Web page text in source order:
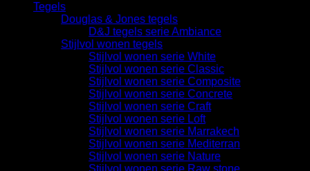
Tegels
Douglas & Jones tegels
D&J tegels serie Ambiance
Stijlvol wonen tegels
Stijlvol wonen serie White
Stijlvol wonen serie Classic
Stijlvol wonen serie Composite
Stijlvol wonen serie Concrete
Stijlvol wonen serie Craft
Stijlvol wonen serie Loft
Stijlvol wonen serie Marrakech
Stijlvol wonen serie Mediterran
Stijlvol wonen serie Nature
Stijlvol wonen serie Raw stone